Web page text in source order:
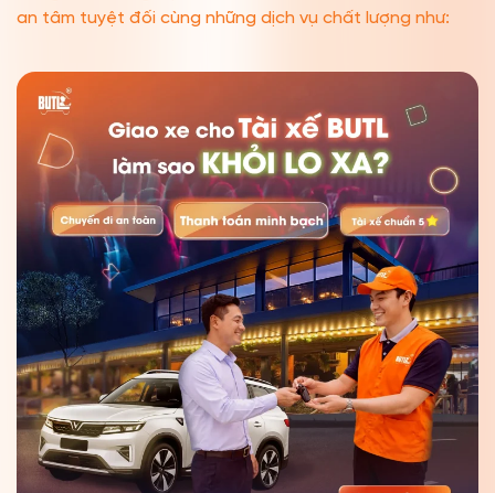
an tâm tuyệt đối cùng những dịch vụ chất lượng như: